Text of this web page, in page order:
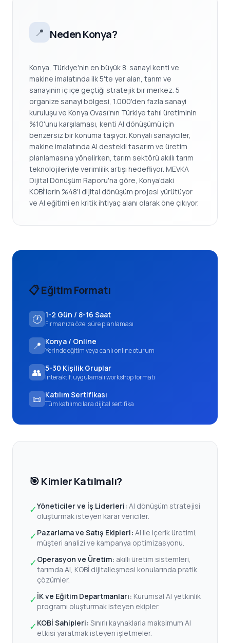
📍 Neden Konya?
Konya, Türkiye'nin en büyük 8. sanayi kenti ve
makine imalatında ilk 5'te yer alan, tarım ve
sanayinin iç içe geçtiği stratejik bir merkez. 5
organize sanayi bölgesi, 1.000'den fazla sanayi
kuruluşu ve Konya Ovası'nın Türkiye tahıl üretiminin
%10'unu karşılaması, kenti AI dönüşümü için
benzersiz bir konuma taşıyor. Konyalı sanayiciler,
makine imalatında AI destekli tasarım ve üretim
planlamasına yönelirken, tarım sektörü akıllı tarım
teknolojileriyle verimlilik artışı hedefliyor. MEVKA
Dijital Dönüşüm Raporu'na göre, Konya'daki
KOBİ'lerin %48'i dijital dönüşüm projesi yürütüyor
ve AI eğitimi en kritik ihtiyaç alanı olarak öne çıkıyor.
📋 Eğitim Formatı
🕐 1-2 Gün / 8-16 Saat
Firmanıza özel süre planlaması
📍 Konya / Online
Yerinde eğitim veya canlı online oturum
👥 5-30 Kişilik Gruplar
İnteraktif, uygulamalı workshop formatı
📜 Katılım Sertifikası
Tüm katılımcılara dijital sertifika
🎯 Kimler Katılmalı?
✓Yöneticiler ve İş Liderleri: AI dönüşüm stratejisi
oluşturmak isteyen karar vericiler.
✓ Pazarlama ve Satış Ekipleri: AI ile içerik üretimi,
müşteri analizi ve kampanya optimizasyonu.
✓ Operasyon ve Üretim: akıllı üretim sistemleri,
tarımda AI, KOBİ dijitalleşmesi konularında pratik
çözümler.
✓ İK ve Eğitim Departmanları: Kurumsal AI yetkinlik
programı oluşturmak isteyen ekipler.
✓ KOBİ Sahipleri: Sınırlı kaynaklarla maksimum AI
etkisi yaratmak isteyen işletmeler.